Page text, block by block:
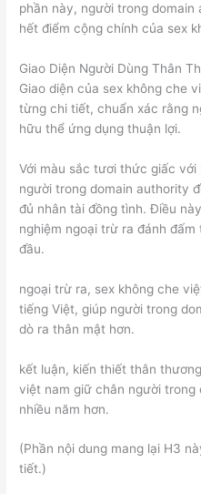
phần này, người trong
hết điểm cộng chính của sex
Giao Diện Người Dùng Thân
Giao diện của sex không che
từng chi tiết, chuẩn xác rằng
hữu thể ứng dụng thuận lợi.
Với màu sắc tươi thức giấc
người trong domain authority
đủ nhân tài đồng tình. Điều
nghiệm ngoại trừ ra đánh
đầu.
ngoại trừ ra, sex không che
tiếng Việt, giúp người trong
dò ra thân mật hơn.
kết luận, kiến thiết thân
việt nam giữ chân người
nhiều năm hơn.
(Phần nội dung mang lại H3
tiết.)